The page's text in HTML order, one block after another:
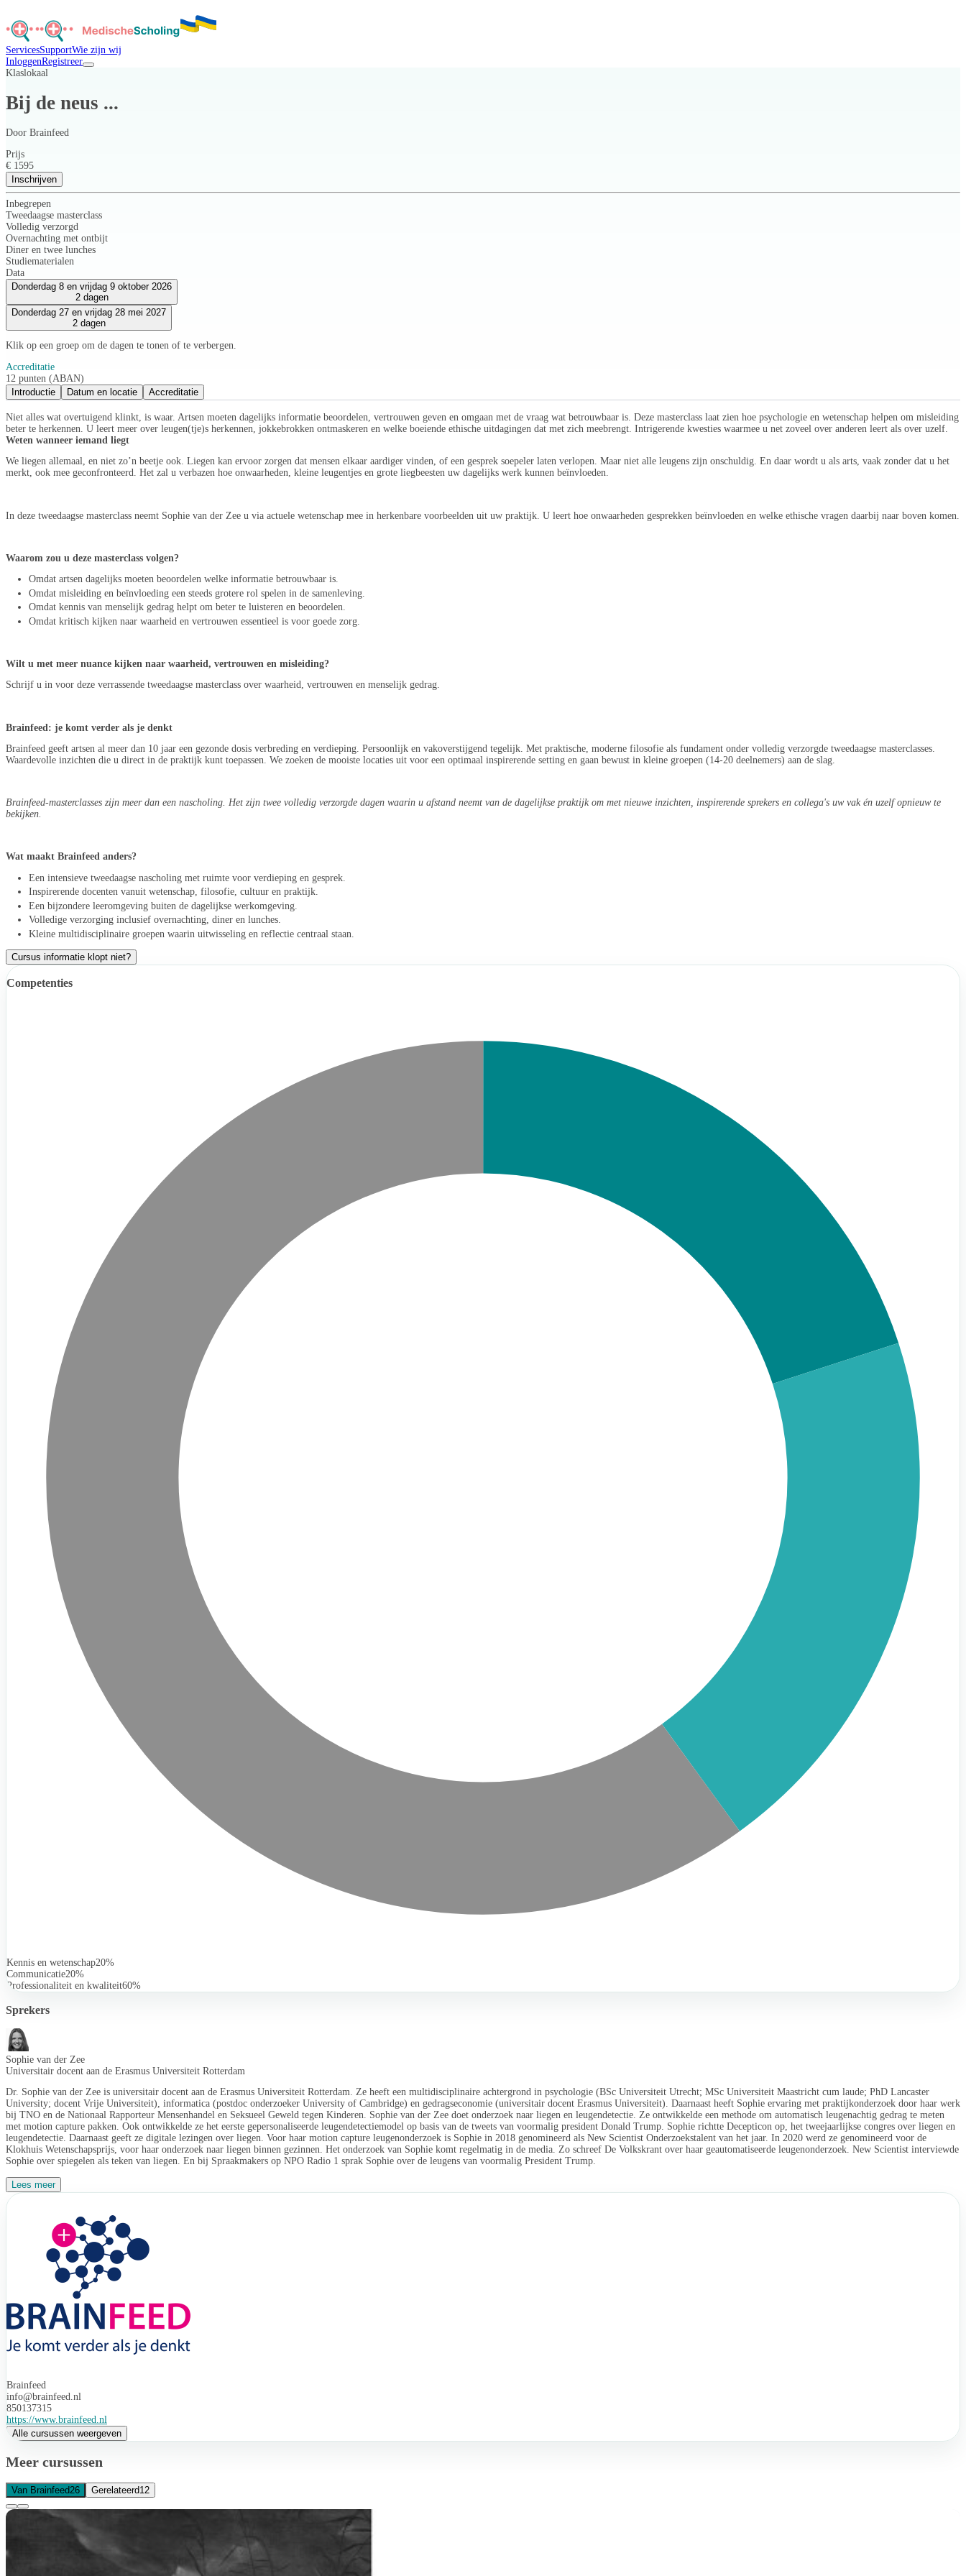
ServicesSupportWie zijn wij
InloggenRegistreer
Klaslokaal
Bij de neus ...
Door Brainfeed
Prijs
€ 1595
Inschrijven
Inbegrepen
Tweedaagse masterclass
Volledig verzorgd
Overnachting met ontbijt
Diner en twee lunches
Studiematerialen
Data
Donderdag 8 en vrijdag 9 oktober 2026
2 dagen
Donderdag 27 en vrijdag 28 mei 2027
2 dagen
Klik op een groep om de dagen te tonen of te verbergen.
Accreditatie
12 punten (ABAN)
Introductie
Datum en locatie Accreditatie
Niet alles wat overtuigend klinkt, is waar. Artsen moeten dagelijks informatie beoordelen, vertrouwen geven en omgaan met de vraag wat betrouwbaar is. Deze masterclass laat zien hoe psychologie en wetenschap helpen om misleiding
beter te herkennen. U leert meer over leugen(tje)s herkennen, jokkebrokken ontmaskeren en welke boeiende ethische uitdagingen dat met zich meebrengt. Intrigerende kwesties waarmee u net zoveel over anderen leert als over uzelf.
Weten wanneer iemand liegt
We liegen allemaal, en niet zo’n beetje ook. Liegen kan ervoor zorgen dat mensen elkaar aardiger vinden, of een gesprek soepeler laten verlopen. Maar niet alle leugens zijn onschuldig. En daar wordt u als arts, vaak zonder dat u het
merkt, ook mee geconfronteerd. Het zal u verbazen hoe onwaarheden, kleine leugentjes en grote liegbeesten uw dagelijks werk kunnen beïnvloeden.
In deze tweedaagse masterclass neemt Sophie van der Zee u via actuele wetenschap mee in herkenbare voorbeelden uit uw praktijk. U leert hoe onwaarheden gesprekken beïnvloeden en welke ethische vragen daarbij naar boven komen.
Waarom zou u deze masterclass volgen?
Omdat artsen dagelijks moeten beoordelen welke informatie betrouwbaar is.
Omdat misleiding en beïnvloeding een steeds grotere rol spelen in de samenleving.
Omdat kennis van menselijk gedrag helpt om beter te luisteren en beoordelen.
Omdat kritisch kijken naar waarheid en vertrouwen essentieel is voor goede zorg.
Wilt u met meer nuance kijken naar waarheid, vertrouwen en misleiding?
Schrijf u in voor deze verrassende tweedaagse masterclass over waarheid, vertrouwen en menselijk gedrag.
Brainfeed: je komt verder als je denkt
Brainfeed geeft artsen al meer dan 10 jaar een gezonde dosis verbreding en verdieping. Persoonlijk en vakoverstijgend tegelijk. Met praktische, moderne filosofie als fundament onder volledig verzorgde tweedaagse masterclasses.
Waardevolle inzichten die u direct in de praktijk kunt toepassen. We zoeken de mooiste locaties uit voor een optimaal inspirerende setting en gaan bewust in kleine groepen (14-20 deelnemers) aan de slag.
Brainfeed-masterclasses zijn meer dan een nascholing. Het zijn twee volledig verzorgde dagen waarin u afstand neemt van de dagelijkse praktijk om met nieuwe inzichten, inspirerende sprekers en collega's uw vak én uzelf opnieuw te
bekijken.
Wat maakt Brainfeed anders?
Een intensieve tweedaagse nascholing met ruimte voor verdieping en gesprek.
Inspirerende docenten vanuit wetenschap, filosofie, cultuur en praktijk.
Een bijzondere leeromgeving buiten de dagelijkse werkomgeving.
Volledige verzorging inclusief overnachting, diner en lunches.
Kleine multidisciplinaire groepen waarin uitwisseling en reflectie centraal staan.
Cursus informatie klopt niet?
Competenties
Kennis en wetenschap20%
Communicatie20%
Professionaliteit en kwaliteit60%
Sprekers
Sophie van der Zee
Universitair docent aan de Erasmus Universiteit Rotterdam
Dr. Sophie van der Zee is universitair docent aan de Erasmus Universiteit Rotterdam. Ze heeft een multidisciplinaire achtergrond in psychologie (BSc Universiteit Utrecht; MSc Universiteit Maastricht cum laude; PhD Lancaster
University; docent Vrije Universiteit), informatica (postdoc onderzoeker University of Cambridge) en gedragseconomie (universitair docent Erasmus Universiteit). Daarnaast heeft Sophie ervaring met praktijkonderzoek door haar werk
bij TNO en de Nationaal Rapporteur Mensenhandel en Seksueel Geweld tegen Kinderen. Sophie van der Zee doet onderzoek naar liegen en leugendetectie. Ze ontwikkelde een methode om automatisch leugenachtig gedrag te meten
met motion capture pakken. Ook ontwikkelde ze het eerste gepersonaliseerde leugendetectiemodel op basis van de tweets van voormalig president Donald Trump. Sophie richtte Decepticon op, het tweejaarlijkse congres over liegen en
leugendetectie. Daarnaast geeft ze digitale lezingen over liegen. Voor haar motion capture leugenonderzoek is Sophie in 2018 genomineerd als New Scientist Onderzoekstalent van het jaar. In 2020 werd ze genomineerd voor de
Klokhuis Wetenschapsprijs, voor haar onderzoek naar liegen binnen gezinnen. Het onderzoek van Sophie komt regelmatig in de media. Zo schreef De Volkskrant over haar geautomatiseerde leugenonderzoek. New Scientist interviewde
Sophie over spiegelen als teken van liegen. En bij Spraakmakers op NPO Radio 1 sprak Sophie over de leugens van voormalig President Trump.
Lees meer
Brainfeed
info@brainfeed.nl
850137315
https://www.brainfeed.nl
Alle cursussen weergeven
Meer cursussen
Van Brainfeed26 Gerelateerd12